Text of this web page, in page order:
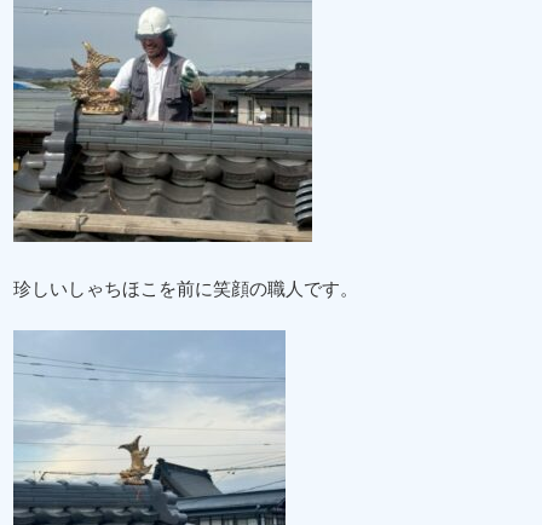
珍しいしゃちほこを前に笑顔の職人です。